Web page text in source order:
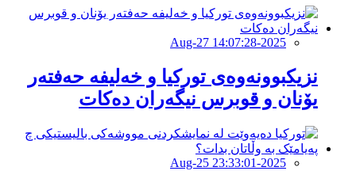
2025-Aug-27 14:07:28
نزیكبوونەوەی توركیا و خەلیفە حەفتەر
یۆنان و قوبرس نیگەران دەكات
2025-Aug-25 23:33:01